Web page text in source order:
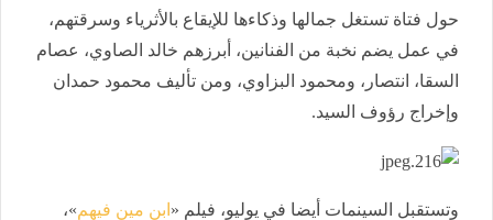
حول فتاة تستغل جمالها وذكاءها للإيقاع بالأثرياء وسرقتهم،
في عمل يضم نخبة من الفنانين، أبرزهم خالد الصاوي، عصام
السقا، انتصار، ومحمود البزاوي، ومن تأليف محمود حمدان
وإخراج رؤوف السيد.
وتستقبل السينمات أيضا في يوليو، فيلم « ابن مين فيهم»،